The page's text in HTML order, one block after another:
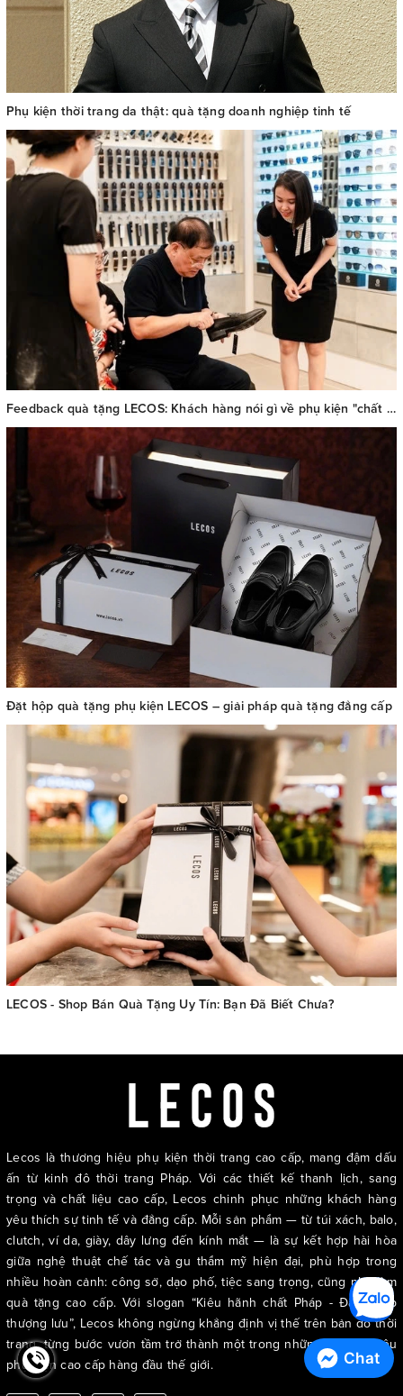
Phụ kiện thời trang da thật: quà tặng doanh nghiệp tinh tế
Feedback quà tặng LECOS: Khách hàng nói gì về phụ kiện "chất Pháp thượng lưu"?
Đặt hộp quà tặng phụ kiện LECOS – giải pháp quà tặng đẳng cấp
LECOS - Shop Bán Quà Tặng Uy Tín: Bạn Đã Biết Chưa?
Lecos là thương hiệu phụ kiện thời trang cao cấp, mang đậm dấu
ấn từ kinh đô thời trang Pháp. Với các thiết kế thanh lịch, sang
trọng và chất liệu cao cấp, Lecos chinh phục những khách hàng
yêu thích sự tinh tế và đẳng cấp. Mỗi sản phẩm — từ túi xách, balo,
clutch, ví da, giày, dây lưng đến kính mắt — là sự kết hợp hài hòa
giữa nghệ thuật chế tác và gu thẩm mỹ hiện đại, phù hợp trong
nhiều hoàn cảnh: công sở, dạo phố, tiệc sang trọng, cũng như làm
quà tặng cao cấp. Với slogan “Kiêu hãnh chất Pháp - Đẳng cấp
thượng lưu”, Lecos không ngừng khẳng định vị thế trên bản đồ thời
trang, từng bước vươn tầm trở thành một trong những thương hiệu
phụ kiện cao cấp hàng đầu thế giới.
Chat